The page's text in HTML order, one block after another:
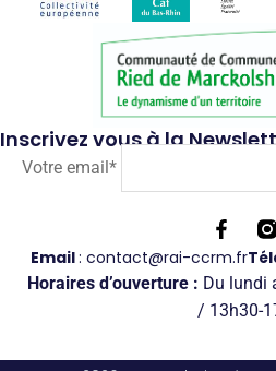
Inscrivez vous à la
Votre email*
Horaires d’ouverture : Du lundi
/ 13h30-
Email: contact@rai-ccrm.fr